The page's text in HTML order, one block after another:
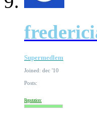
Supermedlem
Joined: dec '10
Posts:
Reputation: